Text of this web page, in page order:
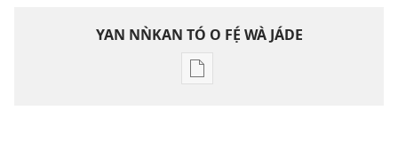
YAN NǸKAN TÓ O FẸ́ WÀ JÁDE
Bó